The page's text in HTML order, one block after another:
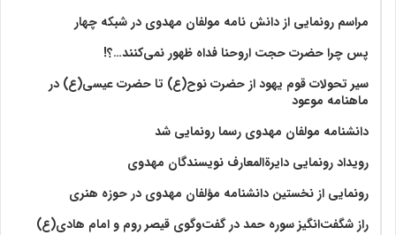
مراسم رونمایی از دانش نامه مولفان مهدوی در شبکه چهار
پس چرا حضرت حجت اروحنا فداه ظهور نمی‌کنند…؟!
سیر تحولات قوم یهود از حضرت نوح(ع) تا حضرت عیسی(ع) در
ماهنامه موعود
دانشنامه مولفان مهدوی رسما رونمایی شد
رویداد رونمایی دایرةالمعارف نویسندگان مهدوی
رونمایی از نخستین دانشنامه مؤلفان مهدوی در حوزه هنری
راز شگفت‌انگیز سوره حمد در گفت‌وگوی قیصر روم و امام هادی(ع)